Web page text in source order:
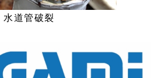
水道管破裂